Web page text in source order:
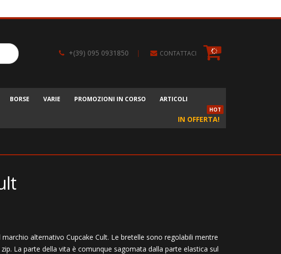
+(39) 095 0931850 | CONTATTACI
BORSE VARIE PROMOZIONI IN CORSO ARTICOLI
IN OFFERTA!
HOT
alternativo Cupcake Cult. Le bretelle sono regolabili mentre
La parte della vita è comunque sagomata dalla parte elastica sul